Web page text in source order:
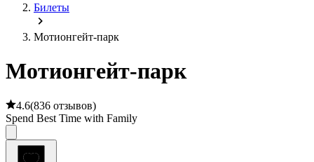
Билеты
Мотионгейт-парк
Мотионгейт-парк
4.6(836 отзывов)
Spend Best Time with Family